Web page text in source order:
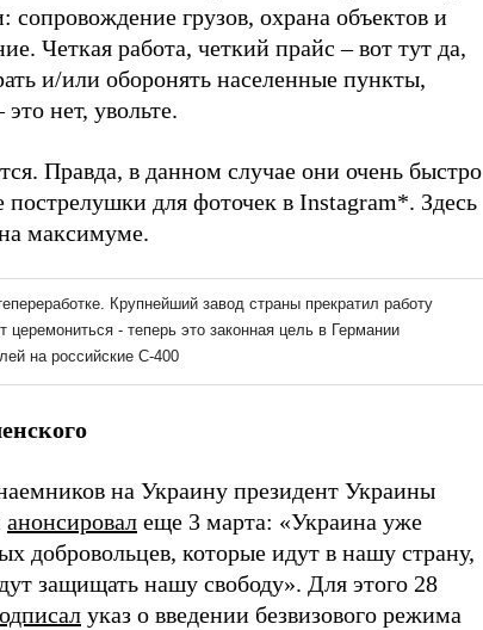
сопровождение грузов, охрана объектов и
Четкая работа, четкий прайс – вот тут да,
и/или оборонять населенные пункты,
нет, увольте.
Правда, в данном случае они очень быстро
для фоточек в Instagram*. Здесь
максимуме.
на Украину президент Украины
анонсировал еще 3 марта: «Украина уже
добровольцев, которые идут в нашу страну,
защищать нашу свободу». Для этого 28
указ о введении безвизового режима